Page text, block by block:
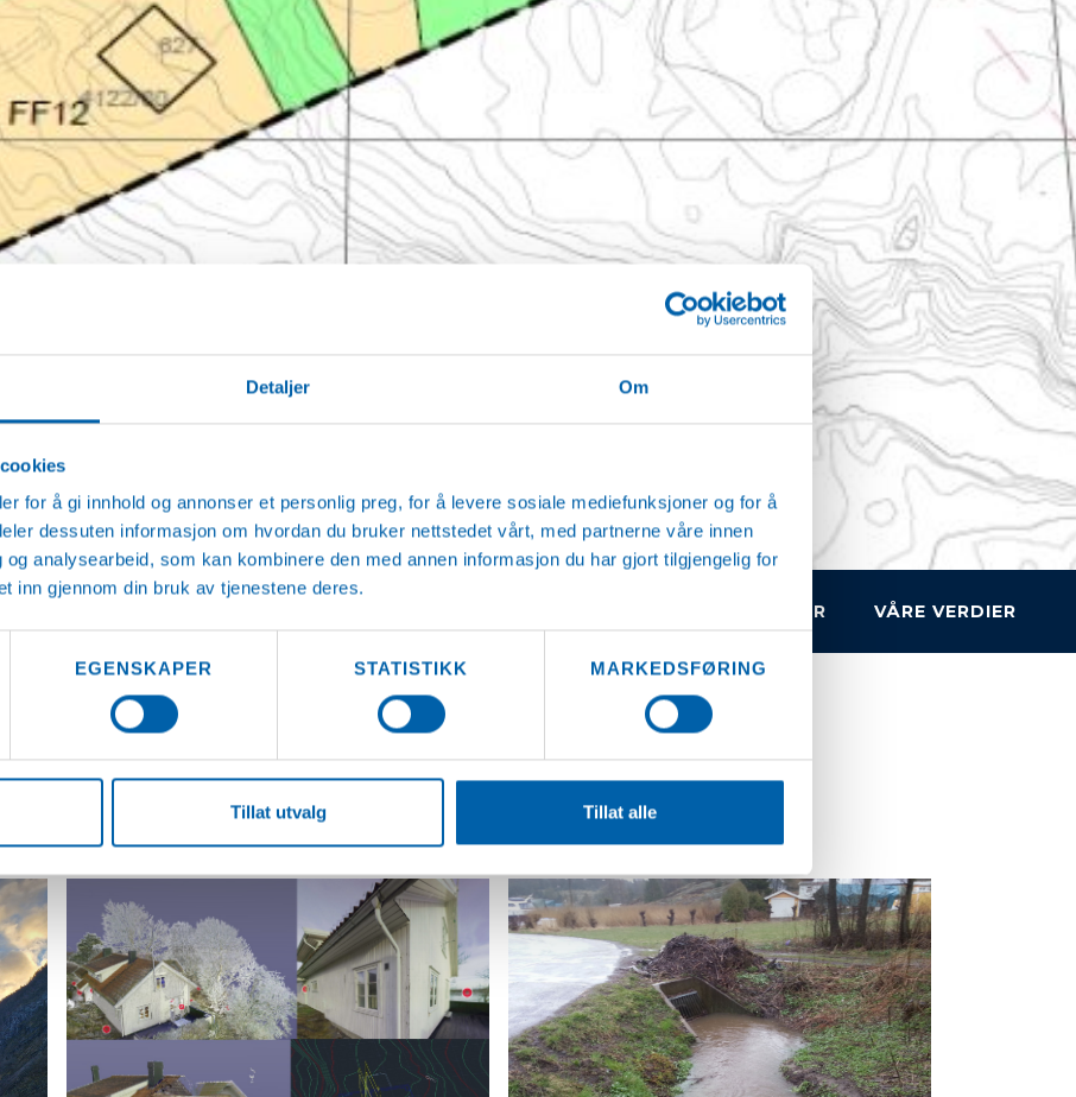
Detaljer Om
for å gi innhold og annonser et personlig preg, for å levere sosiale mediefunksjoner og for å
dessuten informasjon om hvordan du bruker nettstedet vårt, med partnerne våre innen
analysearbeid, som kan kombinere den med annen informasjon du har gjort tilgjengelig for
inn gjennom din bruk av tjenestene deres.
EGENSKAPER STATISTIKK MARKEDSFØRING
Tillat utvalg Tillat alle
LEDIGE STILLINGER VÅRE VERDIER
AKTUELT